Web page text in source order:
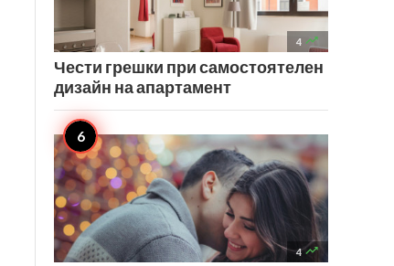
4 
Чести грешки при самостоятелен
дизайн на апартамент
4 